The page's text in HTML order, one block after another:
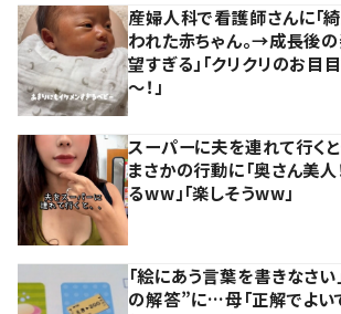
産婦人科で看護師さんに「
われた赤ちゃん。→成長後
望すぎる」「クリクリのお目
～！」
スーパーに夫を連れて行く
まさかの行動に「奥さん美人
るww」「楽しそうww」
「絵にあう言葉を書きなさ
の解答”に…母「正解でよい